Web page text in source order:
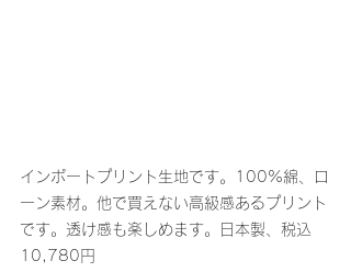
インポートプリント生地です。100%綿、ロ
ーン素材。他で買えない高級感あるプリント
です。透け感も楽しめます。日本製、税込
10,780円